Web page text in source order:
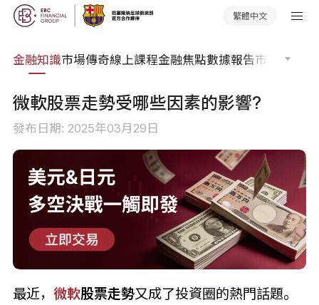
繁體中文
金融知識市場傳奇線上課程金融焦點數據報告市場分析
微軟股票走勢受哪些因素的影響?
發布日期: 2025年03月29日
最近， 微軟股票走勢又成了投資圈的熱門話題。